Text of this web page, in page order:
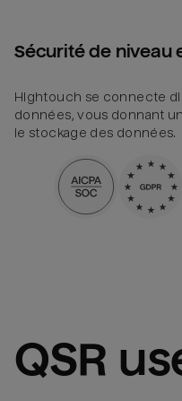
Sécurité de niveau
Hightouch se connecte
données, vous donnant
le stockage des données.
QSR